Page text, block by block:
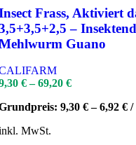
Frass, Aktiviert
–
Guano
€–69,20 €
9,30 €–6,92 € /
MwSt.